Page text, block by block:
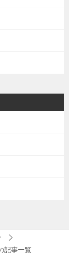
記事一覧